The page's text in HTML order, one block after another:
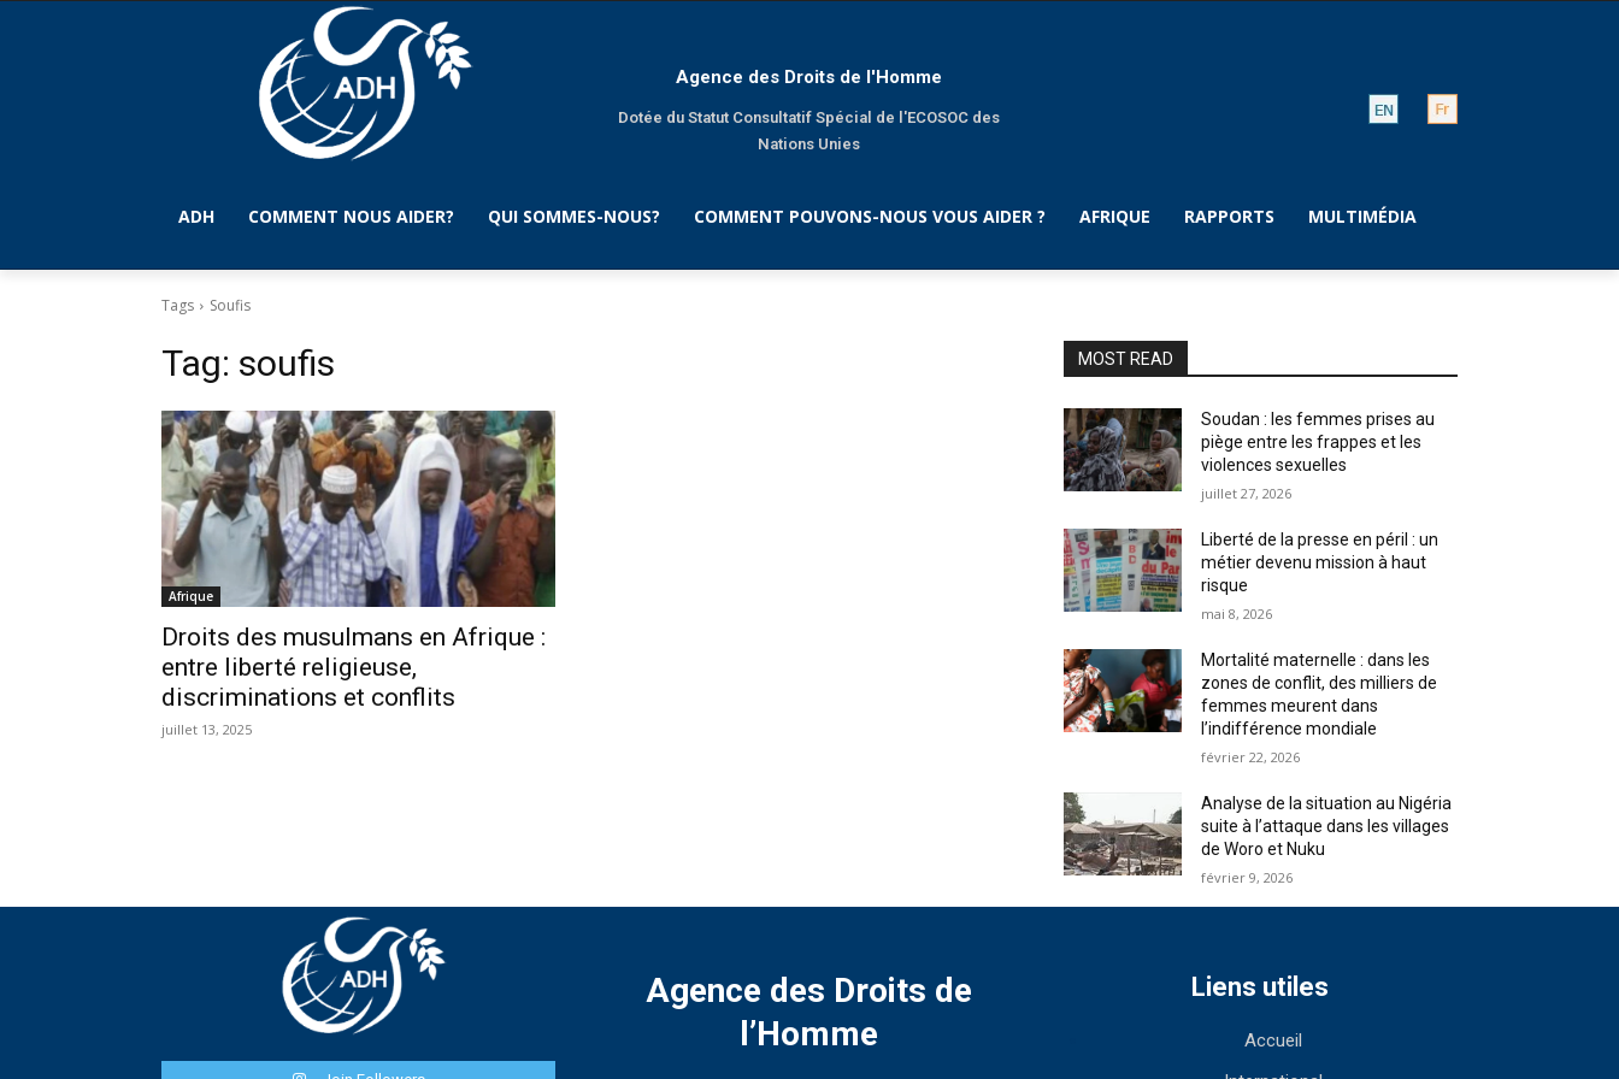
Agence des Droits de l'Homme
Dotée du Statut Consultatif Spécial de l'ECOSOC des
Nations Unies
ADH COMMENT NOUS AIDER? QUI SOMMES-NOUS? COMMENT POUVONS-NOUS VOUS AIDER ? AFRIQUE RAPPORTS MULTIMÉDIA
Tags Soufis
Tag: soufis
Afrique
Droits des musulmans en Afrique :
entre liberté religieuse,
discriminations et conflits
juillet 13, 2025
MOST READ
Soudan : les femmes prises au
piège entre les frappes et les
violences sexuelles
juillet 27, 2026
Liberté de la presse en péril : un
métier devenu mission à haut
risque
mai 8, 2026
Mortalité maternelle : dans les
zones de conflit, des milliers de
femmes meurent dans
l’indifférence mondiale
février 22, 2026
Analyse de la situation au Nigéria
suite à l’attaque dans les villages
de Woro et Nuku
février 9, 2026
Agence des Droits de
l’Homme
Liens utiles
Accueil